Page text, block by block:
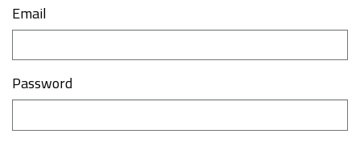
Email
Password